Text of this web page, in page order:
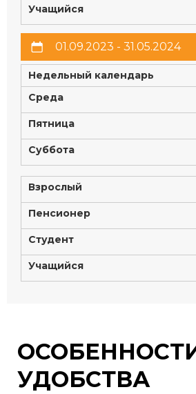
Учащийся
01.09.2023 - 31.05.2024
Недельный календарь
Среда
Пятница
Суббота
Взрослый
Пенсионер
Студент
Учащийся
УДОБСТВА